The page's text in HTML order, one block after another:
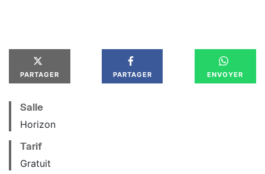
PARTAGER PARTAGER ENVOYER
Salle
Horizon
Tarif
Gratuit